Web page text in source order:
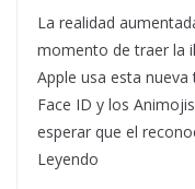
La realidad
momento de traer la
Apple usa esta
Face ID y los
esperar que el
Leyendo